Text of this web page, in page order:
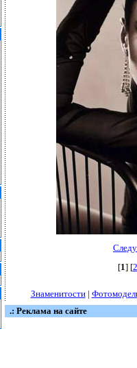
[1] [2
Знаменитости|
.: Реклама на сайте